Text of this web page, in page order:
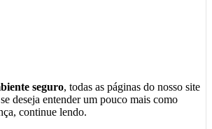
seguro, todas as páginas do nosso site
deseja entender um pouco mais como
continue lendo.